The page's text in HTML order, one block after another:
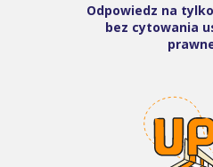
Odpowiedz na
bez cytowania